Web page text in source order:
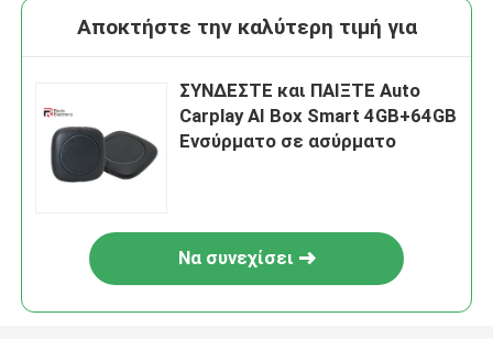
Αποκτήστε την καλύτερη τιμή για
ΣΥΝΔΕΣΤΕ και ΠΑΙΞΤΕ Auto
Carplay AI Box Smart 4GB+64GB
Ενσύρματο σε ασύρματο
Να συνεχίσει